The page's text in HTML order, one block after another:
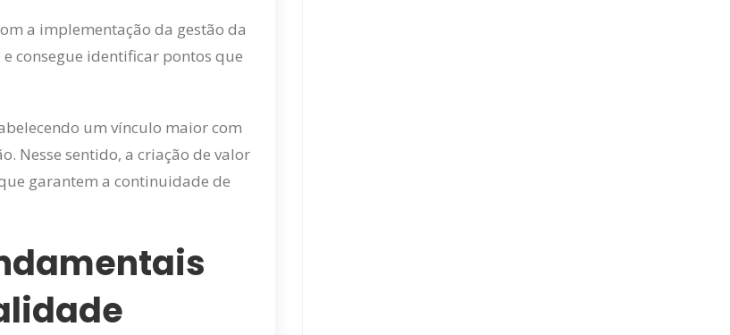
a implementação da gestão da
consegue identificar pontos que
um vínculo maior com
Nesse sentido, a criação de valor
garantem a continuidade de